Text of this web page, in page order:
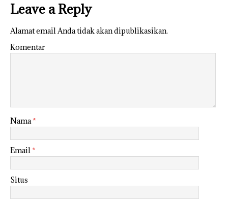
Leave a Reply
Alamat email Anda tidak akan dipublikasikan.
Komentar
Nama*
Email *
Situs